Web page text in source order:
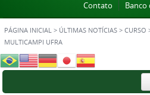
Contato Banco
PÁGINA INICIAL > ÚLTIMAS NOTÍCIAS > CURSO
MULTICAMPI UFRA